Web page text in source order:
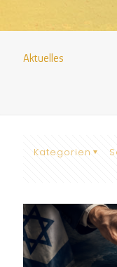
Aktuelles
Kategorien